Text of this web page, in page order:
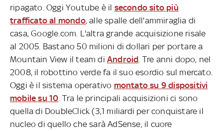
ripagato. Oggi Youtube è il secondo sito più
trafficato al mondo, alle spalle dell'ammiraglia di
casa, Google.com. L'altra grande acquisizione risale
al 2005. Bastano 50 milioni di dollari per portare a
Mountain View il team di Android . Tre anni dopo, nel
2008, il robottino verde fa il suo esordio sul mercato.
Oggi è il sistema operativo montato su 9 dispositivi
mobile su 10 . Tra le principali acquisizioni ci sono
quella di DoubleClick (3,1 miliardi per conquistare il
nucleo di quello che sarà AdSense, il cuore